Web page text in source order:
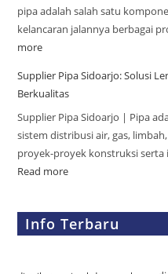
pipa adalah salah satu
kelancaran jalannya berbagai
more
Supplier Pipa Sidoarjo: Solusi
Berkualitas
Supplier Pipa Sidoarjo | Pipa
sistem distribusi air, gas,
proyek-proyek konstruksi
Read more
Info Terbaru